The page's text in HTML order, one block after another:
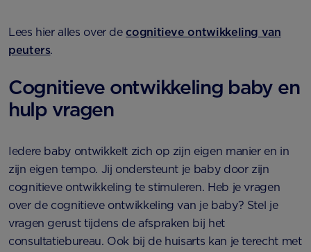
Lees hier alles over decognitieve ontwikkeling van
peuters.
Cognitieve ontwikkeling baby en
hulp vragen
Iedere baby ontwikkelt zich op zijn eigen manier en in
zijn eigen tempo. Jij ondersteunt je baby door zijn
cognitieve ontwikkeling te stimuleren. Heb je vragen
over de cognitieve ontwikkeling van je baby? Stel je
vragen gerust tijdens de afspraken bij het
consultatiebureau. Ook bij de huisarts kan je terecht met